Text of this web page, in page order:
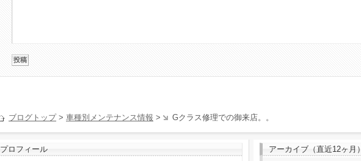
ブログトップ> 車種別メンテナンス情報 > Gクラス修理での御来店。。
プロフィール
アーカイブ（直近12ヶ月）